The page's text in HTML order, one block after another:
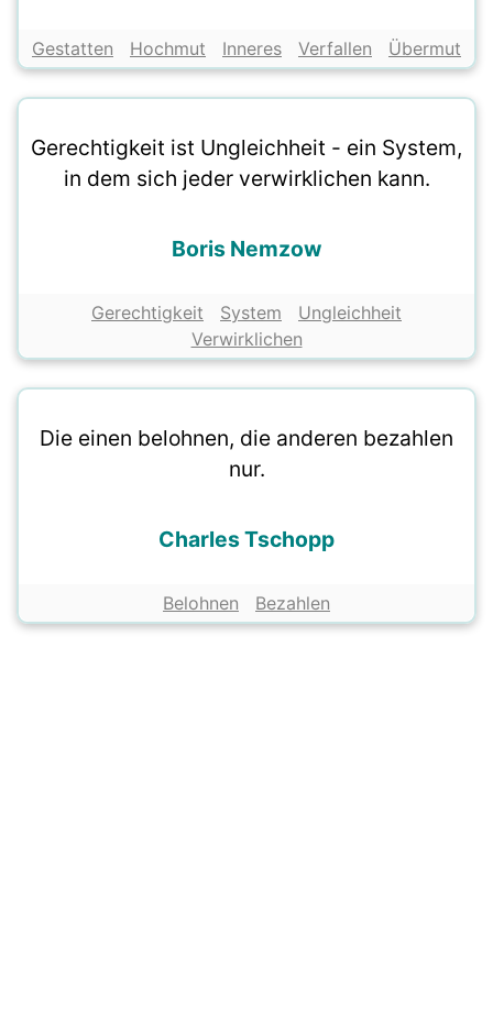
Gestatten Hochmut Inneres Verfallen Übermut
Gerechtigkeit ist Ungleichheit - ein System,
in dem sich jeder verwirklichen kann.
Boris Nemzow
Gerechtigkeit System
Ungleichheit
Verwirklichen
Die einen belohnen, die anderen bezahlen
nur.
Charles Tschopp
Belohnen Bezahlen